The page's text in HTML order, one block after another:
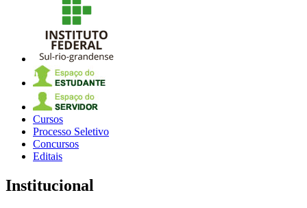
Cursos
Processo Seletivo
Concursos
Editais
Institucional